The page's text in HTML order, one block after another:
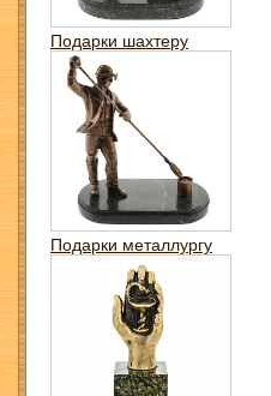
Подарки шахтеру
Подарки металлургу